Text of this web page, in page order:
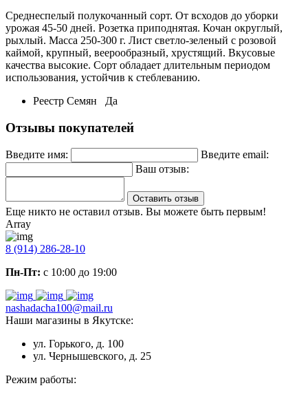
Среднеспелый полукочанный сорт. От всходов до уборки
урожая 45-50 дней. Розетка приподнятая. Кочан округлый,
рыхлый. Масса 250-300 г. Лист светло-зеленый с розовой
каймой, крупный, веерообразный, хрустящий. Вкусовые
качества высокие. Сорт обладает длительным периодом
использования, устойчив к стеблеванию.
Реестр Семян
Да
Отзывы покупателей
Введите имя:
Введите email:
Ваш отзыв:
Оставить отзыв
Еще никто не оставил отзыв. Вы можете быть первым!
Array
8 (914) 286-28-10
Пн-Пт: с 10:00 до 19:00
nashadacha100@mail.ru
Наши магазины в Якутске:
ул. Горького, д. 100
ул. Чернышевского, д. 25
Режим работы: